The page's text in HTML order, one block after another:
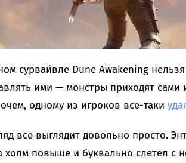
сурвайвле Dune Awakening
ими — монстры приходят сами
одному из игроков все-таки
все выглядит довольно просто.
холм повыше и буквально слетел с